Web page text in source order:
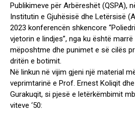
Publikimeve për Arbëreshët (QSPA),
Institutin e Gjuhësisë dhe Letërsisë
2023 konferencën shkencore
vjetorin e lindjes”, nga ku është
mëposhtme dhe punimet e së cilës
dritën e botimit.
Në linkun në vijim gjeni një material
veprimtarinë e Prof. Ernest Koliqit
Gurakuqit, si pjesë e letërkëmbimit
viteve ‘50: